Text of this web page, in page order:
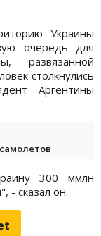
Украины
очередь для
развязанной
столкнулись
Аргентины
300 ммлн
- сказал он.